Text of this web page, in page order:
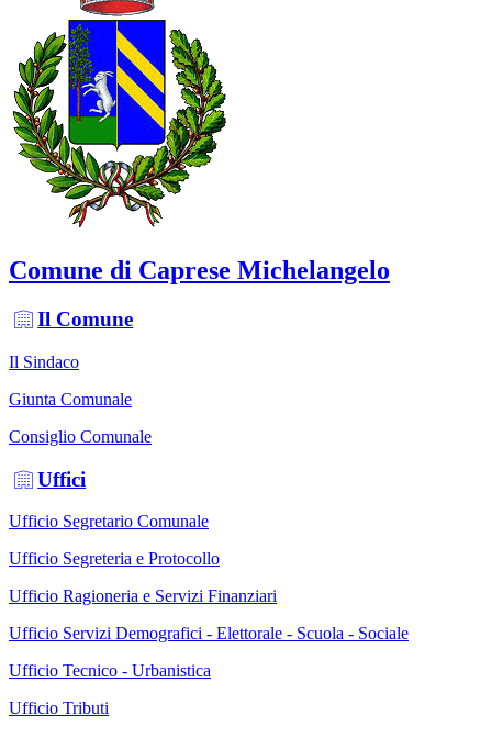
Comune di Caprese Michelangelo
Il Comune
Il Sindaco
Giunta Comunale
Consiglio Comunale
Uffici
Ufficio Segretario Comunale
Ufficio Segreteria e Protocollo
Ufficio Ragioneria e Servizi Finanziari
Ufficio Servizi Demografici - Elettorale - Scuola - Sociale
Ufficio Tecnico - Urbanistica
Ufficio Tributi